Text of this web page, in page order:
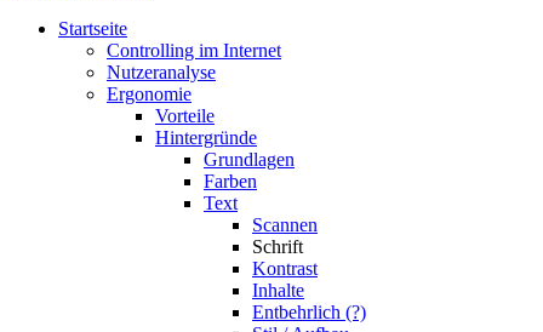
Startseite
Controlling im Internet
Nutzeranalyse
Ergonomie
Vorteile
Hintergründe
Grundlagen
Farben
Text
Scannen
Schrift
Kontrast
Inhalte
Entbehrlich (?)